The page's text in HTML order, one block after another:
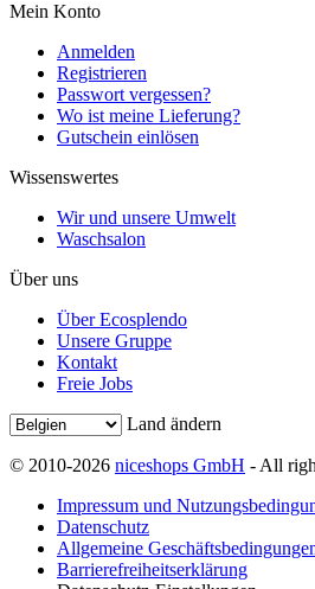
Mein Konto
Anmelden
Registrieren
Passwort vergessen?
Wo ist meine Lieferung?
Gutschein einlösen
Wissenswertes
Wir und unsere Umwelt
Waschsalon
Über uns
Über Ecosplendo
Unsere Gruppe
Kontakt
Freie Jobs
Land ändern
© 2010-2026 niceshops GmbH - All
Impressum und
Datenschutz
Allgemeine
Barrierefreiheitserklärung